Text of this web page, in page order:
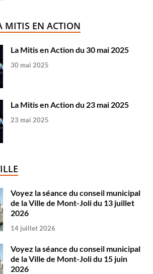
MITIS EN ACTION
La Mitis en Action du 30 mai 2025
30 mai 2025
La Mitis en Action du 23 mai 2025
23 mai 2025
Voyez la séance du conseil municipal
de la Ville de Mont-Joli du 13 juillet
2026
14 juillet 2026
Voyez la séance du conseil municipal
de la Ville de Mont-Joli du 15 juin
2026